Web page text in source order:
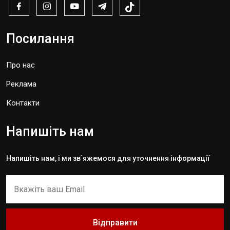
Посилання
Про нас
Реклама
Контакти
Напишіть нам
Напишіть нам, і ми зв`яжемося для уточнення інформації
Відправити